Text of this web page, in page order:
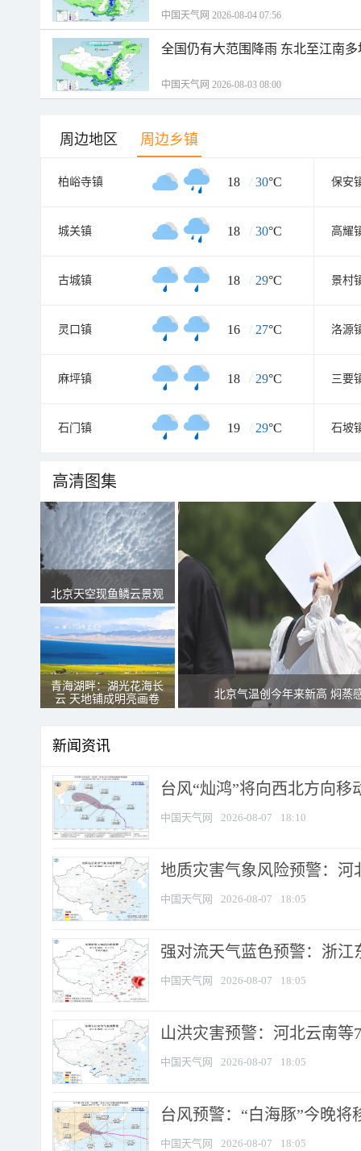
中国天气网 2026-08-04 07:56
全国仍有大范围降雨 东北至江南
中国天气网 2026-08-03 08:00
周边地区 周边乡镇
柏峪寺镇 18 / 30°C 保安
城关镇 18 / 30°C 高耀
古城镇 18 / 29°C 景村
灵口镇 16 / 27°C 洛源
麻坪镇 18 / 29°C 三要
石门镇 19 / 29°C 石坡
高清图集
北京天空现鱼鳞云景观
青海湖畔：湖光花海长
云 天地铺成明亮画卷
北京气温创今年来新高 焖蒸
新闻资讯
台风“灿鸿”将向西北方向移
中国天气网 2026-08-07 18:10
地质灾害气象风险预警：河
中国天气网 2026-08-07 18:05
强对流天气蓝色预警：浙江
中国天气网 2026-08-07 18:05
山洪灾害预警：河北云南
中国天气网 2026-08-07 18:05
台风预警：“白海豚”今晚将
中国天气网 2026-08-07 18:05